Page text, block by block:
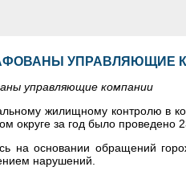
УПРАВЛЯЮЩИЕ
управляющие компании
жилищному контролю в
округе за год было проведено
на основании обращений
нарушений.